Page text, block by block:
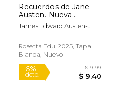
Recuerdos de Jane
Austen. Nueva
traducción al español
James Edward Austen-
Rosetta Edu, 2025, Tapa
Blanda, Nuevo